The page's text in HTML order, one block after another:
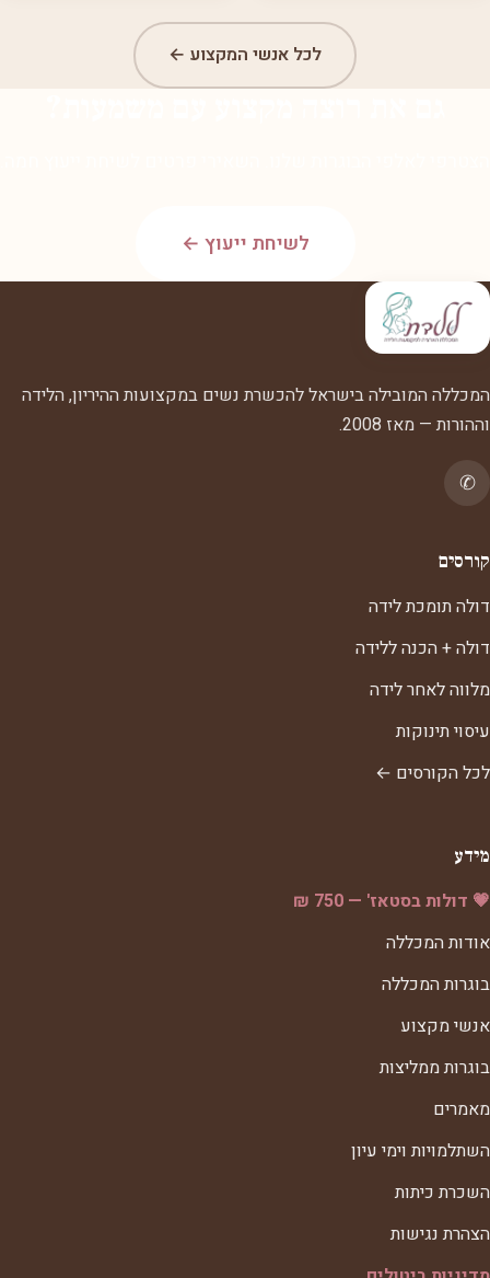
לכל אנשי המקצוע ←
לשיחת ייעוץ ←
המכללה המובילה בישראל להכשרת נשים במקצועות ההיריון, הלידה
וההורות — מאז 2008.
✆
קורסים
דולה תומכת לידה
דולה + הכנה ללידה
מלווה לאחר לידה
עיסוי תינוקות
לכל הקורסים ←
מידע
💗 דולות בסטאז' — 750 ₪
אודות המכללה
בוגרות המכללה
אנשי מקצוע
בוגרות ממליצות
מאמרים
השתלמויות וימי עיון
השכרת כיתות
הצהרת נגישות